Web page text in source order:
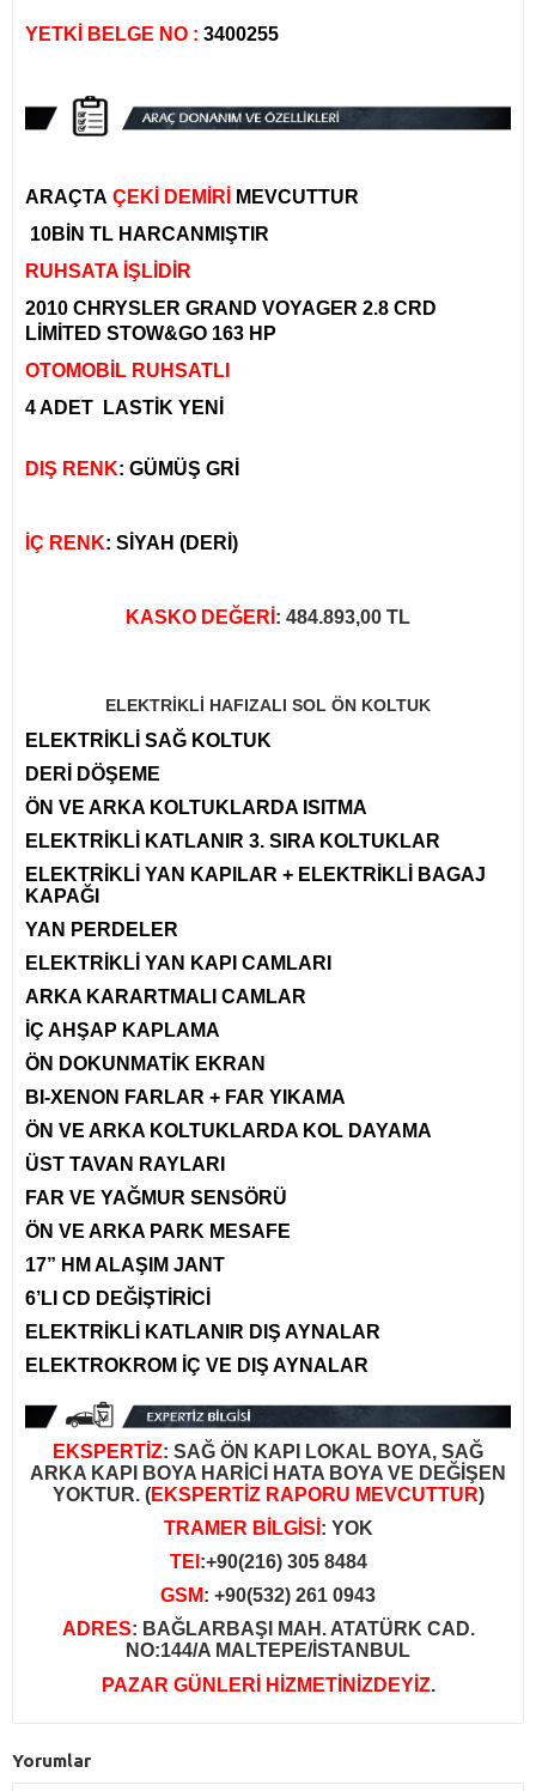
YETKİ BELGE NO : 3400255​
ARAÇTA ÇEKİ DEMİRİ
MEVCUTTUR
10BİN TL HARCANMIŞTIR
RUHSATA İŞLİDİR
2010 CHRYSLER GRAND VOYAGER 2.8 CRD
LİMİTED STOW&GO 163 HP
OTOMOBİL RUHSATLI
4 ADET LASTİK YENİ
DIŞ RENK: GÜMÜŞ GRİ
İÇ RENK: SİYAH (DERİ)
KASKO DEĞERİ : 484.893,00 TL
ELEKTRİKLİ HAFIZALI SOL ÖN KOLTUK
ELEKTRİKLİ SAĞ KOLTUK
DERİ DÖŞEME
ÖN VE ARKA KOLTUKLARDA ISITMA
ELEKTRİKLİ KATLANIR 3. SIRA KOLTUKLAR
ELEKTRİKLİ YAN KAPILAR + ELEKTRİKLİ BAGAJ
KAPAĞI
YAN PERDELER
ELEKTRİKLİ YAN KAPI CAMLARI
ARKA KARARTMALI CAMLAR
İÇ AHŞAP KAPLAMA
ÖN DOKUNMATİK EKRAN
BI-XENON FARLAR + FAR YIKAMA
ÖN VE ARKA KOLTUKLARDA KOL DAYAMA
ÜST TAVAN RAYLARI
FAR VE YAĞMUR SENSÖRÜ
ÖN VE ARKA PARK MESAFE
17” HM ALAŞIM JANT
6’LI CD DEĞİŞTİRİCİ
ELEKTRİKLİ KATLANIR DIŞ AYNALAR
ELEKTROKROM İÇ VE DIŞ AYNALAR
EKSPERTİZ: SAĞ ÖN KAPI LOKAL BOYA, SAĞ
ARKA KAPI BOYA HARİCİ HATA BOYA VE DEĞİŞEN
YOKTUR. (EKSPERTİZ RAPORU MEVCUTTUR)
TRAMER BİLGİSİ : YOK
TE :+90(216) 305 8484
GSM: +90(532) 261 0943
ADRES: BAĞLARBAŞI MAH. ATATÜRK CAD.
NO:144/A MALTEPE/İSTANBUL
PAZAR GÜNLERİ HİZMETİNİZDEYİZ.
Yorumlar